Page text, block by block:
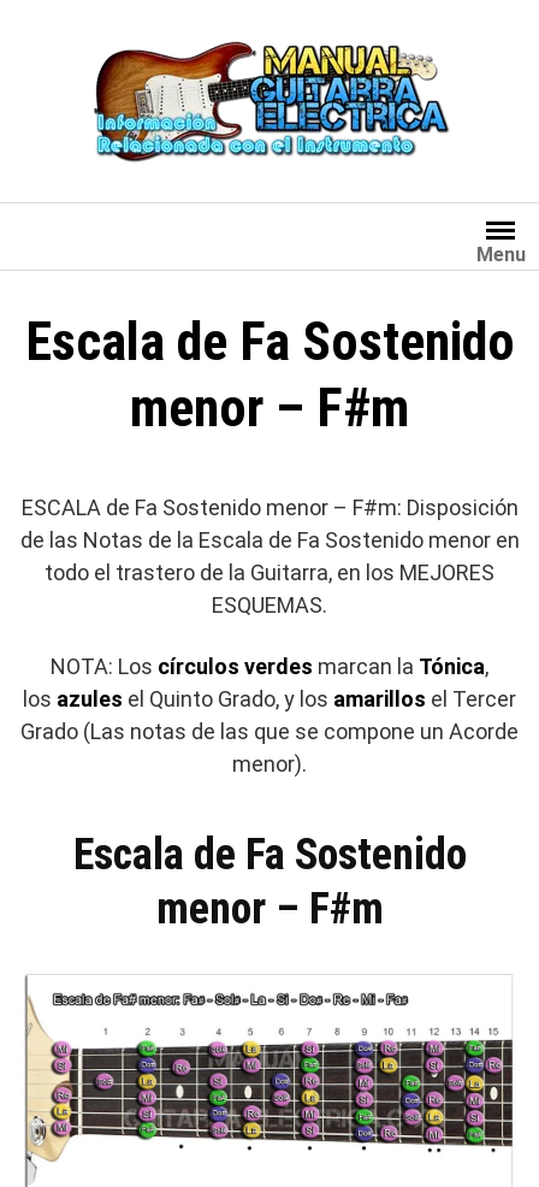
Menu
Escala de Fa Sostenido
menor – F#m
ESCALA de Fa Sostenido menor – F#m: Disposición
de las Notas de la Escala de Fa Sostenido menor en
todo el trastero de la Guitarra, en los MEJORES
ESQUEMAS.
NOTA: Los círculos verdes marcan la Tónica,
los azules el Quinto Grado, y los amarillos el Tercer
Grado (Las notas de las que se compone un Acorde
menor).
Escala de Fa Sostenido
menor – F#m